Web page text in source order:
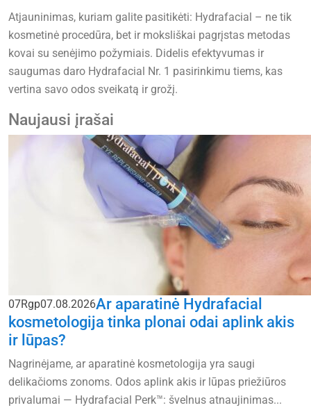
Atjauninimas, kuriam galite pasitikėti: Hydrafacial – ne tik
kosmetinė procedūra, bet ir moksliškai pagrįstas metodas
kovai su senėjimo požymiais. Didelis efektyvumas ir
saugumas daro Hydrafacial Nr. 1 pasirinkimu tiems, kas
vertina savo odos sveikatą ir grožį.
Naujausi įrašai
07Rgp07.08.2026Ar aparatinė Hydrafacial
kosmetologija tinka plonai odai aplink akis
ir lūpas?
Nagrinėjame, ar aparatinė kosmetologija yra saugi
delikačioms zonoms. Odos aplink akis ir lūpas priežiūros
privalumai — Hydrafacial Perk™: švelnus atnaujinimas...